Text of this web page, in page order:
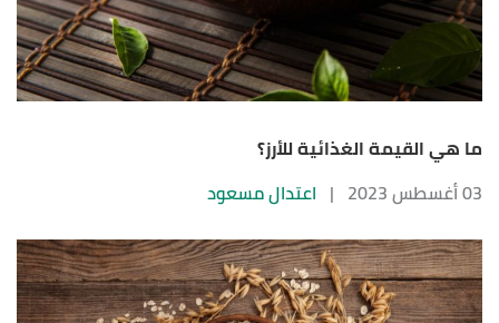
ما هي القيمة الغذائية للأرز؟
03 أغسطس 2023
| اعتدال مسعود